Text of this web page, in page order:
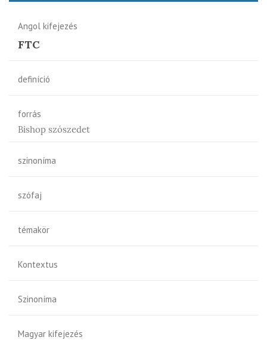
Angol kifejezés
FTC
definíció
forrás
Bishop szószedet
szinoníma
szófaj
témakör
Kontextus
Szinoníma
Magyar kifejezés